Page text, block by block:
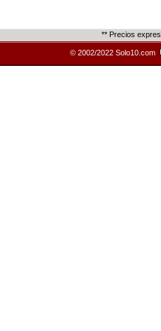
** Precios
© 2002/2022 Solo10.com